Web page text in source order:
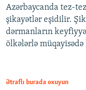
Azərbaycanda tez-
şikayətlər eşidilir.
dərmanların
ölkələrlə
Ətraflı burada oxuyun